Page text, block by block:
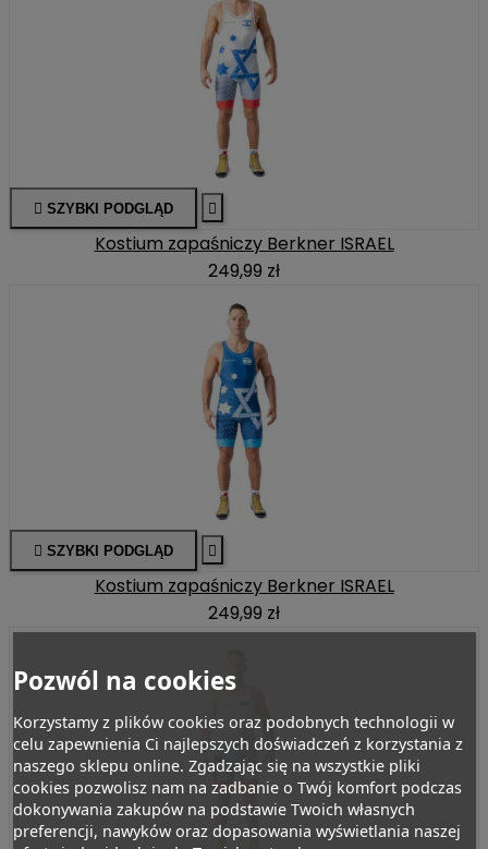
 SZYBKI PODGLĄD 
Kostium zapaśniczy Berkner ISRAEL
249,99 zł
 SZYBKI PODGLĄD 
Kostium zapaśniczy Berkner ISRAEL
249,99 zł
Pozwól na cookies
Korzystamy z plików cookies oraz podobnych technologii w
celu zapewnienia Ci najlepszych doświadczeń z korzystania z
naszego sklepu online. Zgadzając się na wszystkie pliki
cookies pozwolisz nam na zadbanie o Twój komfort podczas
dokonywania zakupów na podstawie Twoich własnych
preferencji, nawyków oraz dopasowania wyświetlania naszej